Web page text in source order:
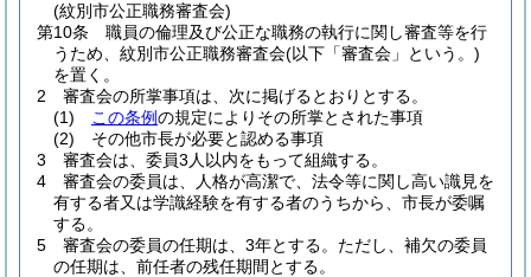
(紋別市公正職務審査会)
第10条
職員の倫理及び公正な職務の執行に関し審査等を行
うため、紋別市公正職務審査会(以下「審査会」という。)
を置く。
2
審査会の所掌事項は、次に掲げるとおりとする。
(1)
この条例の規定によりその所掌とされた事項
(2)
その他市長が必要と認める事項
3
審査会は、委員3人以内をもって組織する。
4
審査会の委員は、人格が高潔で、法令等に関し高い識見を
有する者又は学識経験を有する者のうちから、市長が委嘱
する。
5
審査会の委員の任期は、3年とする。 ただし、補欠の委員
の任期は、前任者の残任期間とする。